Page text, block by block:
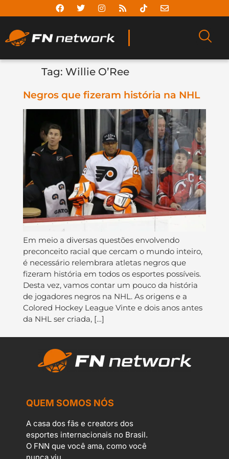
Tag: Willie O’Ree
Negros que fizeram história na NHL
Em meio a diversas questões envolvendo
preconceito racial que cercam o mundo inteiro,
é necessário relembrara atletas negros que
fizeram história em todos os esportes possíveis.
Desta vez, vamos contar um pouco da história
de jogadores negros na NHL. As origens e a
Colored Hockey League Vinte e dois anos antes
da NHL ser criada, […]
QUEM SOMOS NÓS
A casa dos fãs e creators dos
esportes internacionais no Brasil.
O FNN que você ama, como você